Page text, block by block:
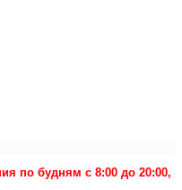
по будням с 8:00 до 20:00,